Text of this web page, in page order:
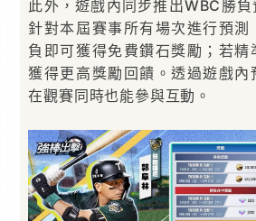
此外，遊戲內同步推出WBC勝
針對本屆賽事所有場次進行預測
負即可獲得免費鑽石獎勵；若精
獲得更高獎勵回饋。透過遊戲內
在觀賽同時也能參與互動。